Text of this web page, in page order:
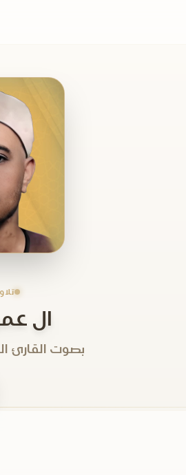
ال عمران
بصوت القارئ